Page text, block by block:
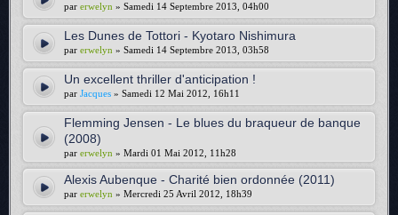
par erwelyn » Samedi 14 Septembre 2013, 04h00
Les Dunes de Tottori - Kyotaro Nishimura
par erwelyn » Samedi 14 Septembre 2013, 03h58
Un excellent thriller d'anticipation !
par Jacques » Samedi 12 Mai 2012, 16h11
Flemming Jensen - Le blues du braqueur de banque
(2008)
par erwelyn » Mardi 01 Mai 2012, 11h28
Alexis Aubenque - Charité bien ordonnée (2011)
par erwelyn » Mercredi 25 Avril 2012, 18h39